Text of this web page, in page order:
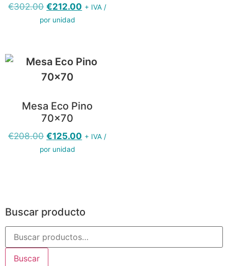
Buscar producto
Buscar
€302.00 €212.00 + IVA /
por unidad
Mesa Eco Pino
70×70
€208.00 €125.00 + IVA /
por unidad